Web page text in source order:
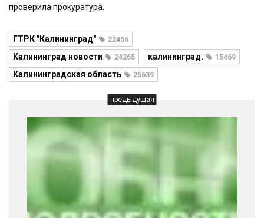
проверила прокуратура.
ГТРК "Калининград" 22456
Калининград новости 24265 калининград. 15469
Калининградская область 25639
предыдущая